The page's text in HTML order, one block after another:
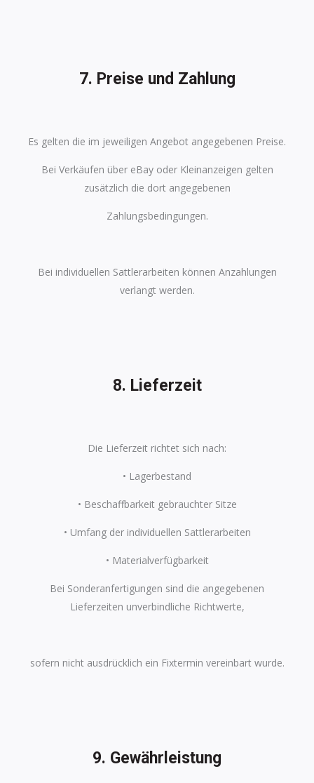
7. Preise und Zahlung
Es gelten die im jeweiligen Angebot angegebenen Preise.
Bei Verkäufen über eBay oder Kleinanzeigen gelten
zusätzlich die dort angegebenen
Zahlungsbedingungen.
Bei individuellen Sattlerarbeiten können Anzahlungen
verlangt werden.
8. Lieferzeit
Die Lieferzeit richtet sich nach:
• Lagerbestand
• Beschaffbarkeit gebrauchter Sitze
• Umfang der individuellen Sattlerarbeiten
• Materialverfügbarkeit
Bei Sonderanfertigungen sind die angegebenen
Lieferzeiten unverbindliche Richtwerte,
sofern nicht ausdrücklich ein Fixtermin vereinbart wurde.
9. Gewährleistung